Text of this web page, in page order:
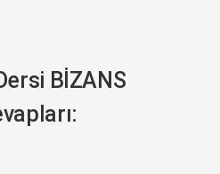
BİZANS